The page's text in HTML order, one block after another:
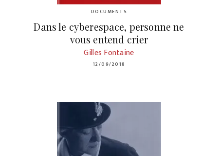
DOCUMENTS
Dans le cyberespace, personne ne
vous entend crier
Gilles Fontaine
12/09/2018